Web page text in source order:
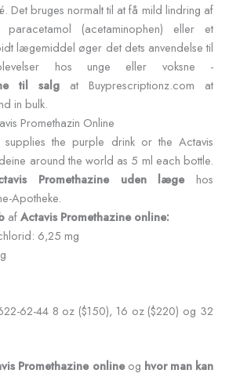
Det bruges normalt til at få mild lindring af
(acetaminophen) eller et
lægemiddel øger det dets anvendelse til
hos unge eller voksne -
til salg at Buyprescriptionz.com at
in bulk.
Promethazin Online
supplies the purple drink or the Actavis
around the world as 5 ml each bottle.
Promethazine uden læge hos
Apotheke.
afActavis Promethazine online:
6,25 mg
62-44 8 oz ($150), 16 oz ($220) og 32
Promethazine onlineog hvor man kan